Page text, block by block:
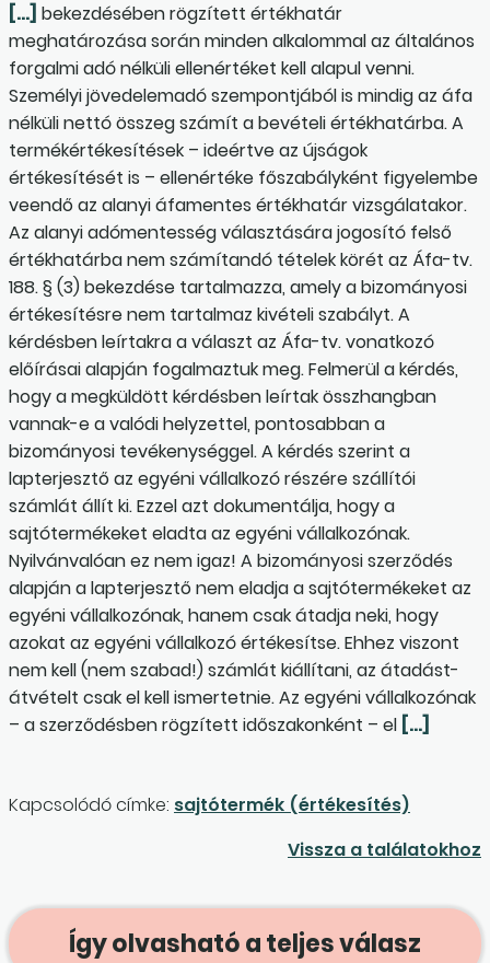
[…] bekezdésében rögzített értékhatár
meghatározása során minden alkalommal az általános
forgalmi adó nélküli ellenértéket kell alapul venni.
Személyi jövedelemadó szempontjából is mindig az áfa
nélküli nettó összeg számít a bevételi értékhatárba. A
termékértékesítések – ideértve az újságok
értékesítését is – ellenértéke főszabályként figyelembe
veendő az alanyi áfamentes értékhatár vizsgálatakor.
Az alanyi adómentesség választására jogosító felső
értékhatárba nem számítandó tételek körét az Áfa-tv.
188. § (3) bekezdése tartalmazza, amely a bizományosi
értékesítésre nem tartalmaz kivételi szabályt. A
kérdésben leírtakra a választ az Áfa-tv. vonatkozó
előírásai alapján fogalmaztuk meg. Felmerül a kérdés,
hogy a megküldött kérdésben leírtak összhangban
vannak-e a valódi helyzettel, pontosabban a
bizományosi tevékenységgel. A kérdés szerint a
lapterjesztő az egyéni vállalkozó részére szállítói
számlát állít ki. Ezzel azt dokumentálja, hogy a
sajtótermékeket eladta az egyéni vállalkozónak.
Nyilvánvalóan ez nem igaz! A bizományosi szerződés
alapján a lapterjesztő nem eladja a sajtótermékeket az
egyéni vállalkozónak, hanem csak átadja neki, hogy
azokat az egyéni vállalkozó értékesítse. Ehhez viszont
nem kell (nem szabad!) számlát kiállítani, az átadást-
átvételt csak el kell ismertetnie. Az egyéni vállalkozónak
– a szerződésben rögzített időszakonként – el […]
Kapcsolódó címke: sajtótermék (értékesítés)
Vissza a találatokhoz
Így olvasható a teljes válasz